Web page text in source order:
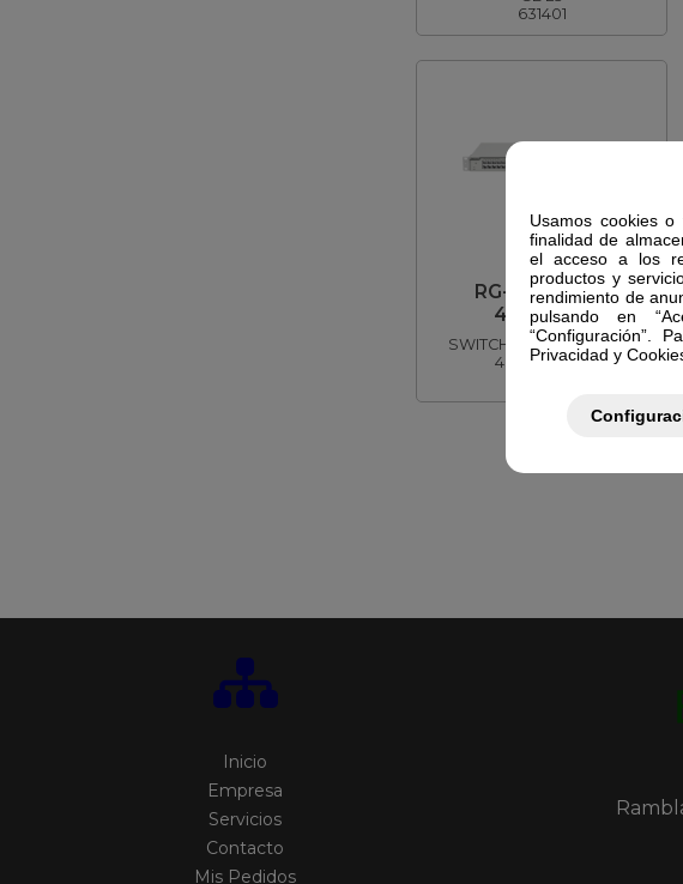
Usamos cookies
finalidad de
el acceso a los
productos y
rendimiento de
pulsando en
“Configuración”.
Privacidad y
631401
REYEE
RG-NBS5200-
48GT4XS
SWITCH REYEE 48P GE +
4SFP 10G L3
Inicio
Empresa
Servicios
Contacto
Mis Pedidos